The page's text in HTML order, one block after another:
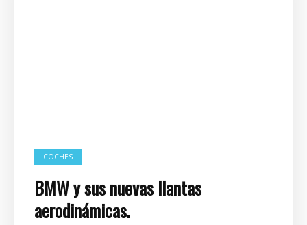
COCHES
BMW y sus nuevas llantas
aerodinámicas.